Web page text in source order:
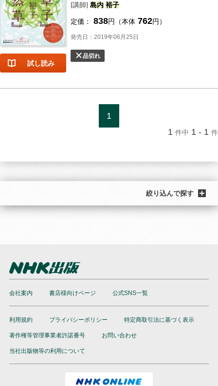
試し読み
[講師] 島内 裕子
定価： 838円（本体 762円）
発売日：2019年06月25日
品切れ
1
1 件中 1 - 1 件
絞り込んで探す
会社案内 書店様向けページ 公式SNS一覧
利用規約 プライバシーポリシー 特定商取引法に基づく表示
著作権等管理事業者許諾番号 お問い合わせ
当社出版物等の利用について